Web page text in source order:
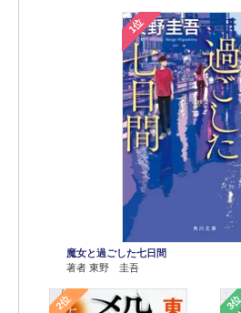
1位
魔女と過ごした七日間
著者 東野 圭吾
2位 3